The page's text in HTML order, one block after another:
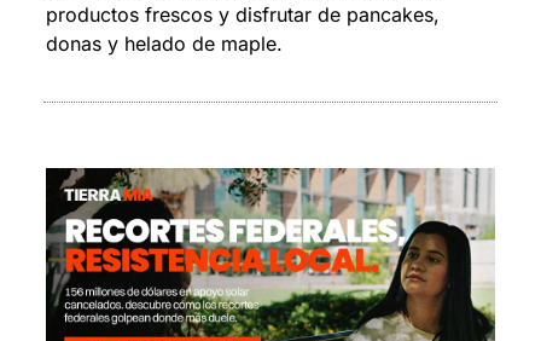
productos frescos y disfrutar de pancakes,
donas y helado de maple.